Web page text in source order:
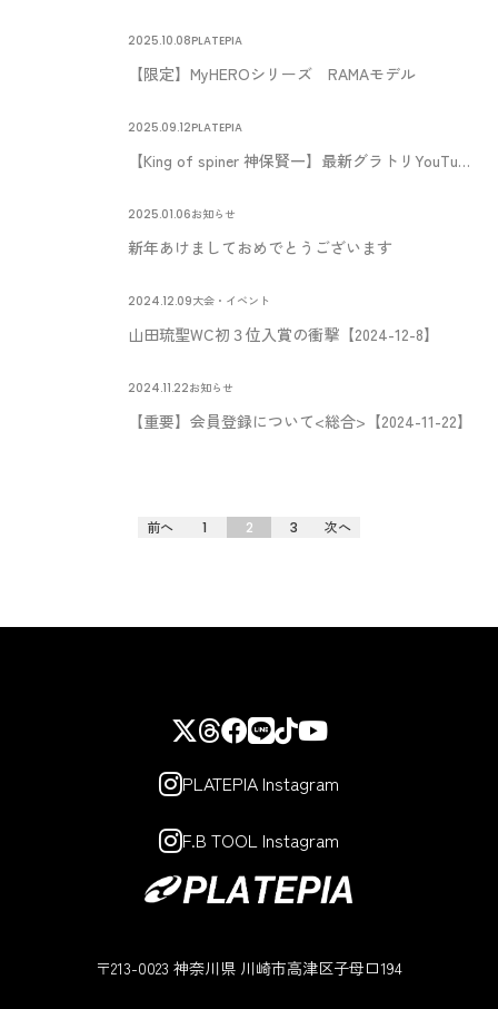
2025.10.08PLATEPIA
【限定】MyHEROシリーズ RAMAモデル
2025.09.12PLATEPIA
【King of spiner 神保賢一】最新グラトリYouTube動画公開
2025.01.06お知らせ
新年あけましておめでとうございます
2024.12.09大会・イベント
山田琉聖WC初３位入賞の衝撃【2024-12-8】
2024.11.22お知らせ
【重要】会員登録について<総合>【2024-11-22】
前へ 1 2 3 次へ
〒213-0023 神奈川県 川崎市高津区子母口194
PLATEPIA Instagram
F.B TOOL Instagram